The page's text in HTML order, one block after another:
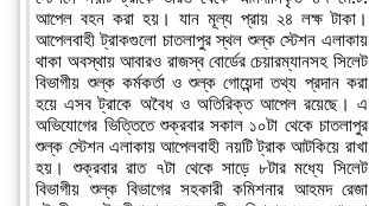
আপেল বহন করা হয়। যান মূল্য প্রায় ২৪ লক্ষ টাকা।
আপেলবাহী ট্রাকগুলো চাতলাপুর স্থল শুল্ক স্টেশন এলাকায়
থাকা অবস্থায় আবারও রাজস্ব বোর্ডের চেয়ারম্যানসহ সিলেট
বিভাগীয় শুল্ক কর্মকর্তা ও শুল্ক গোয়েন্দা তথ্য প্রদান করা
হয়ে এসব ট্রাকে অবৈধ ও অতিরিক্ত আপেল রয়েছে। এ
অভিযোগের ভিত্তিতে শুক্রবার সকাল ১০টা থেকে চাতলাপুর
শুল্ক স্টেশন এলাকায় আপেলবাহী নয়টি ট্রাক আটকিয়ে রাখা
হয়। শুক্রবার রাত ৭টা থেকে সাড়ে ৮টার মধ্যে সিলেট
বিভাগীয় শুল্ক বিভাগের সহকারী কমিশনার আহমদ রেজা